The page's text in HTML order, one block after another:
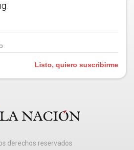
Listo, quiero suscribirme
derechos reservados